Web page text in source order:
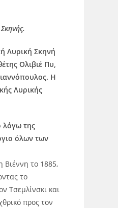
Λυρική Σκηνή
Ολιβιέ Πυ,
Η
Λυρικής
λόγω της
όλων των
Βιέννη το 1885,
το
Τσεμλίνσκι και
προς τον